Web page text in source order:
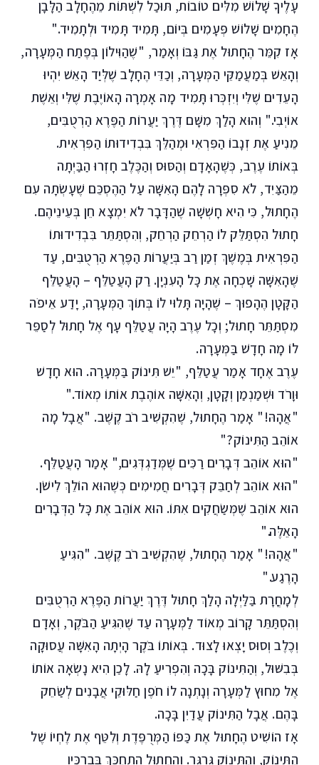
עָלֶיךָ שָׁלוֹשׁ מִלִּים טוֹבוֹת, תּוּכַל לִשְׁתּוֹת מֵהֶחָלָב הַלָּבָן
הֶחָמִים שָׁלוֹשׁ פְּעָמִים בְּיוֹם, תָּמִיד תָּמִיד וּלְתָמִיד."
אָז קִמֵּר הֶחָתוּל אֶת גַּבּוֹ וְאָמַר, "שֶׁהַוִּילוֹן בְּפֶתַח הַמְּעָרָה,
וְהָאֵשׁ בְּמַעֲמַקֵּי הַמְּעָרָה, וְכַדֵּי הֶחָלָב שֶׁלְּיַד הָאֵשׁ יִהְיוּ
הָעֵדִים שֶׁלִּי וְיִזְכְּרוּ תָּמִיד מָה אָמְרָה הָאוֹיֶבֶת שֶׁלִּי וְאֵשֶׁת
אוֹיְבִי." וְהוּא הָלַךְ מִשָּׁם דֶּרֶךְ יַעֲרוֹת הַפֶּרֶא הַרְטֻבִּים,
מֵנִיעַ אֶת זְנָבוֹ הַפִּרְאִי וּמְהַלֵּךְ בִּבְדִידוּתוֹ הַפִּרְאִית.
בְּאוֹתוֹ עֶרֶב, כְּשֶׁהָאָדָם וְהַסּוּס וְהַכֶּלֶב חָזְרוּ הַבַּיְתָה
מֵהַצַּיִד, לֹא סִפְּרָה לָהֶם הָאִשָּׁה עַל הַהֶסְכֵּם שֶׁעָשְׂתָה עִם
הֶחָתוּל, כִּי הִיא חָשְׁשָׁה שֶׁהַדָּבָר לֹא יִמְצָא חֵן בְּעֵינֵיהֶם.
חָתוּל הִסְתַּלֵּק לוֹ הַרְחֵק הַרְחֵק, וְהִסְתַּתֵּר בִּבְדִידוּתוֹ
הַפִּרְאִית בְּמֶשֶׁךְ זְמַן רַב בְּיַעֲרוֹת הַפֶּרֶא הַרְטֻבִּים, עַד
שֶׁהָאִשָּׁה שָׁכְחָה אֶת כָּל הָעִנְיָן. רַק הָעֲטַלֵּף – הָעֲטַלֵּף
הַקָּטָן הֶהָפוּךְ – שֶׁהָיָה תָּלוּי לוֹ בְּתוֹךְ הַמְּעָרָה, יָדַע אֵיפֹה
מִסְתַּתֵּר חָתוּל; וְכָל עֶרֶב הָיָה עֲטַלֵּף עָף אֶל חָתוּל לְסַפֵּר
לוֹ מָה חָדָשׁ בַּמְּעָרָה.
עֶרֶב אֶחָד אָמַר עֲטַלֵּף, "יֵשׁ תִּינוֹק בַּמְּעָרָה. הוּא חָדָשׁ
וּוָרֹד וּשְׁמַנְמַן וְקָטָן, וְהָאִשָּׁה אוֹהֶבֶת אוֹתוֹ מְאוֹד."
"אֲהָהּ!" אָמַר הֶחָתוּל, שֶׁהִקְשִׁיב רֹב קֶשֶׁב. "אֲבָל מָה
אוֹהֵב הַתִּינוֹק?"
"הוּא אוֹהֵב דְּבָרִים רַכִּים שֶׁמְּדַגְדְּגִים," אָמַר הָעֲטַלֵּף.
"הוּא אוֹהֵב לְחַבֵּק דְּבָרִים חֲמִימִים כְּשֶׁהוּא הוֹלֵךְ לִישֹׁן.
הוּא אוֹהֵב שֶׁמְּשַׂחֲקִים אִתּוֹ. הוּא אוֹהֵב אֶת כָּל הַדְּבָרִים
הָאֵלֶּה."
"אֲהָהּ!" אָמַר הֶחָתוּל, שֶׁהִקְשִׁיב רֹב קֶשֶׁב. "הִגִּיעַ
הָרֶגַע."
לְמָחֳרָת בַּלַּיְלָה הָלַךְ חָתוּל דֶּרֶךְ יַעֲרוֹת הַפֶּרֶא הַרְטֻבִּים
וְהִסְתַּתֵּר קָרוֹב מְאוֹד לַמְּעָרָה עַד שֶׁהִגִּיעַ הַבֹּקֶר, וְאָדָם
וְכֶלֶב וְסוּס יָצְאוּ לָצוּד. בְּאוֹתוֹ בֹּקֶר הָיְתָה הָאִשָּׁה עֲסוּקָה
בְּבִשּׁוּל, וְהַתִּינוֹק בָּכָה וְהִפְרִיעַ לָהּ. לָכִֵן הִיא נָשְׂאָה אוֹתוֹ
אֶל מִחוּץ לַמְּעָרָה וְנָתְנָה לוֹ חֹפֶן חַלּוּקֵי אֲבָנִים לְשַׂחֵק
בָּהֶם. אֲבָל הַתִּינוֹק עֲדַיִן בָּכָה.
אָז הוֹשִׁיט הֶחָתוּל אֶת כַּפּוֹ הַמְּרֻפֶּדֶת וְלִטֵּף אֶת לֶחְיוֹ שֶׁל
הַתִּינוֹק, וְהַתִּינוֹק גִּרְגֵּר. וְהֶחָתוּל הִתְחַכֵּךְ בְּבִרְכָּיו